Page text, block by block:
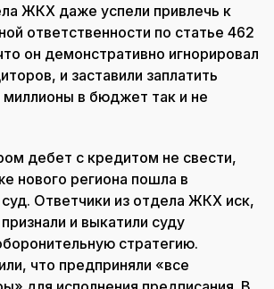
ЖКХ даже успели привлечь к
ответственности по статье 462
он демонстративно игнорировал
и заставили заплатить
в бюджет так и не
дебет с кредитом не свести,
нового региона пошла в
Ответчики из отдела ЖКХ иск,
и выкатили суду
стратегию.
что предприняли «все